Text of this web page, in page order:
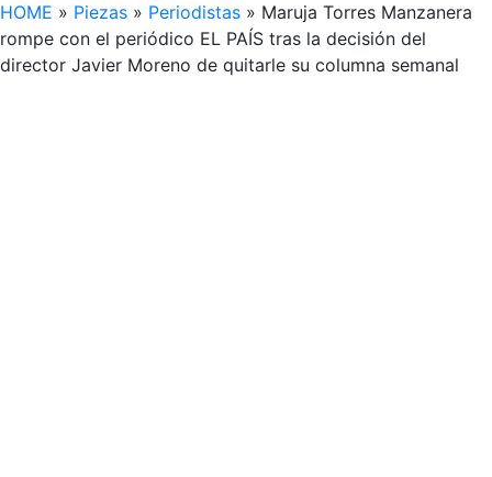
HOME » Piezas » Periodistas » Maruja Torres Manzanera
rompe con el periódico EL PAÍS tras la decisión del
director Javier Moreno de quitarle su columna semanal